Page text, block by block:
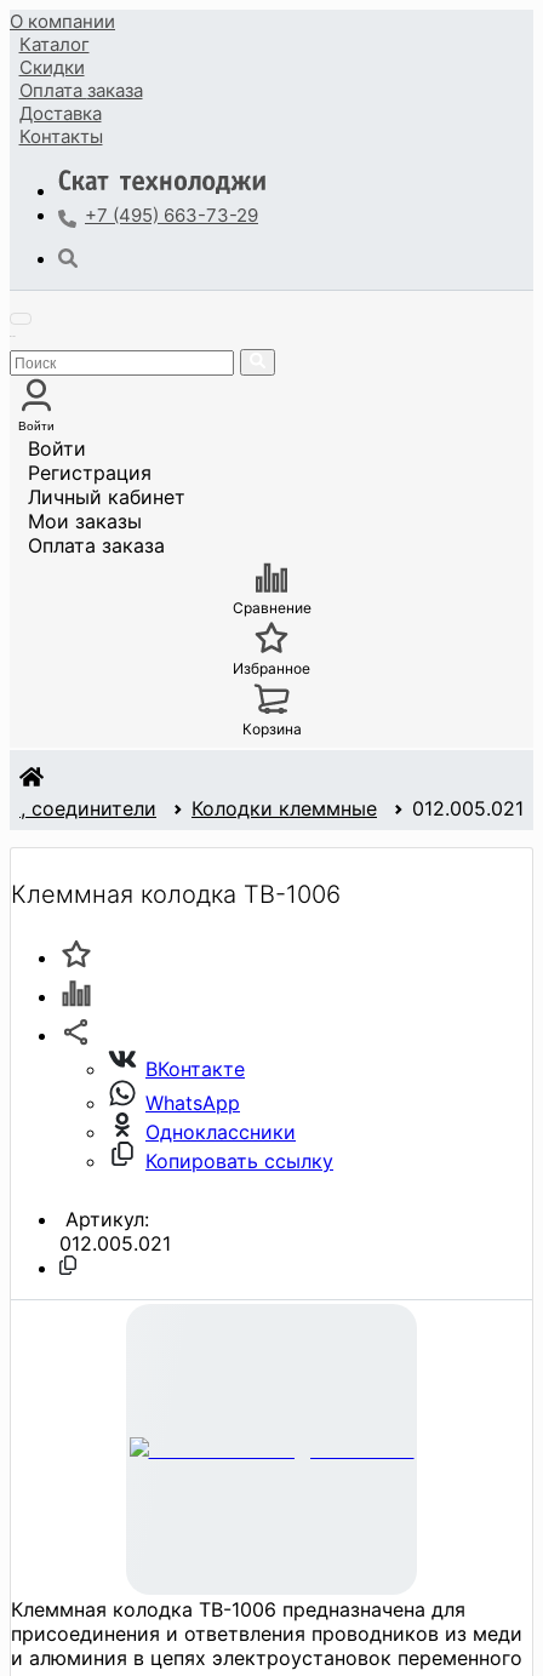
О компании
Каталог
Скидки
Оплата заказа
Доставка
Контакты
+7 (495) 663-73-29
Войти
Войти
Регистрация
Личный кабинет
Мои заказы
Оплата заказа
Сравнение
Избранное
Корзина
соединители Колодки клеммные 012.005.021
Клеммная колодка TB-1006
ВКонтакте
WhatsApp
Одноклассники
Копировать ссылку
Артикул:
012.005.021
Клеммная колодка TB-1006 предназначена для
присоединения и ответвления проводников из меди
и алюминия в цепях электроустановок переменного